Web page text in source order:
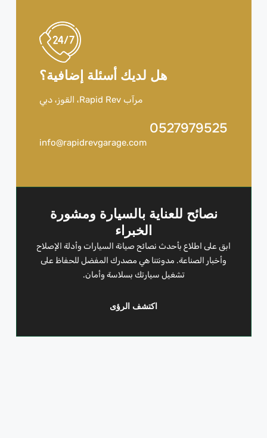
هل لديك أسئلة إضافية؟
مرآب Rapid Rev، القوز، دبي
0527979525
info@rapidrevgarage.com
نصائح للعناية بالسيارة ومشورة
الخبراء
ابق على اطلاع بأحدث نصائح صيانة السيارات وأدلة الإصلاح
وأخبار الصناعة. مدونتنا هي مصدرك المفضل للحفاظ على
تشغيل سيارتك بسلاسة وأمان.
اكتشف الرؤى